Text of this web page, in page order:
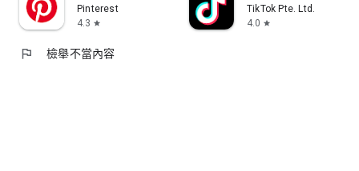
Pinterest
4.3 star
TikTok Pte. Ltd.
4.0 star
flag 檢舉不當內容